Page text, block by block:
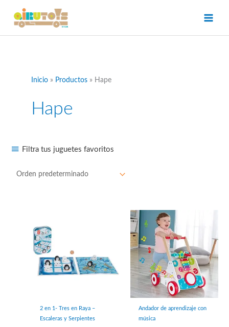
Inicio Productos Hape
Hape
Filtra tus juguetes favoritos
2 en 1- Tres en Raya –
Escaleras y Serpientes
Andador de aprendizaje con
música